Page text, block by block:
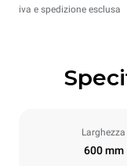
iva e spedizione esclusa
Larghezza
600 mm